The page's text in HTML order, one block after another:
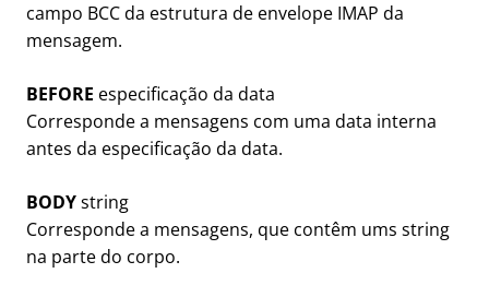
campo BCC da estrutura de envelope IMAP da
mensagem.
BEFORE especificação da data
Corresponde a mensagens com uma data interna
antes da especificação da data.
BODYstring
Corresponde a mensagens, que contêm ums string
na parte do corpo.